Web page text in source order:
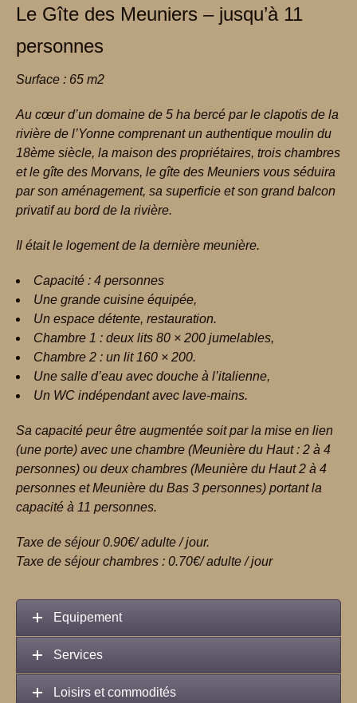
Le Gîte des Meuniers – jusqu’à 11
personnes
Surface : 65 m2
Au cœur d’un domaine de 5 ha bercé par le clapotis de la
rivière de l’Yonne comprenant un authentique moulin du
18ème siècle, la maison des propriétaires, trois chambres
et le gîte des Morvans, le gîte des Meuniers vous séduira
par son aménagement, sa superficie et son grand balcon
privatif au bord de la rivière.
Il était le logement de la dernière meunière.
Capacité : 4 personnes
Une grande cuisine équipée,
Un espace détente, restauration.
Chambre 1 : deux lits 80 × 200 jumelables,
Chambre 2 : un lit 160 × 200.
Une salle d’eau avec douche à l’italienne,
Un WC indépendant avec lave-mains.
Sa capacité peur être augmentée soit par la mise en lien
(une porte) avec une chambre (Meunière du Haut : 2 à 4
personnes) ou deux chambres (Meunière du Haut 2 à 4
personnes et Meunière du Bas 3 personnes) portant la
capacité à 11 personnes.
Taxe de séjour 0.90€/ adulte / jour.
Taxe de séjour chambres : 0.70€/ adulte / jour
Equipement
Services
Loisirs et commodités